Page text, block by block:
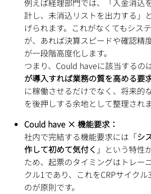
例えば経理部門では、「入金消込
計し、未消込リストを出力する」
げられます。これがなくてもシス
が、あれば決算スピードや確認精
が一段階高度化します。
つまり、Could haveに該当するのは
が導入すれば業務の質を高める要求
に稼働させるだけでなく、将来的
を後押しする余地として整理されま
Could have × 機能要求：
社内で完結する機能要求には「シ
作して初めて気付く 」という特性
ため、起票のタイミングはトレー
クル1であり、これをCRPサイク
のが原則です。